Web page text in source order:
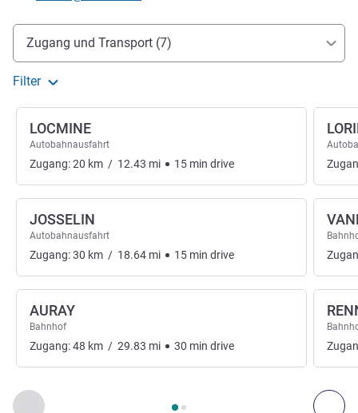
Erreichbarkeit und Anbindung
Zugang und Transport (7)
Filter
Zurück - Zugang und Transport
Seite1 , Zugang und Transport 1 :, Zugang und
LOCMINE
Autobahnausfahrt
Zugang:20 km / 12.43 mi 15 min drive
JOSSELIN
Autobahnausfahrt
Zugang:30 km / 18.64 mi 15 min drive
AURAY
Bahnhof
Zugang:48 km / 29.83 mi 30 min drive